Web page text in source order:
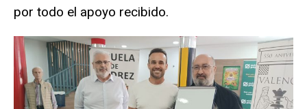
por todo el apoyo recibido.